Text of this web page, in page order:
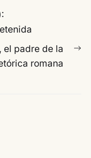
el padre de la
romana